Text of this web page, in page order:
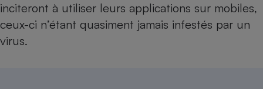
inciteront à utiliser leurs applications sur mobiles,
ceux-ci n’étant quasiment jamais infestés par un
virus.